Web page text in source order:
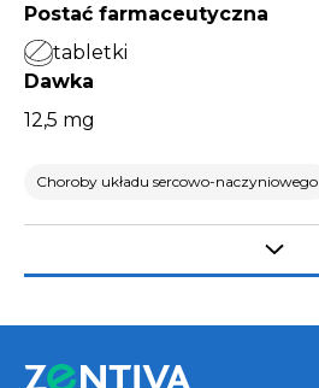
Postać farmaceutyczna
tabletki
Dawka
12,5 mg
Choroby układu sercowo-naczyniowego